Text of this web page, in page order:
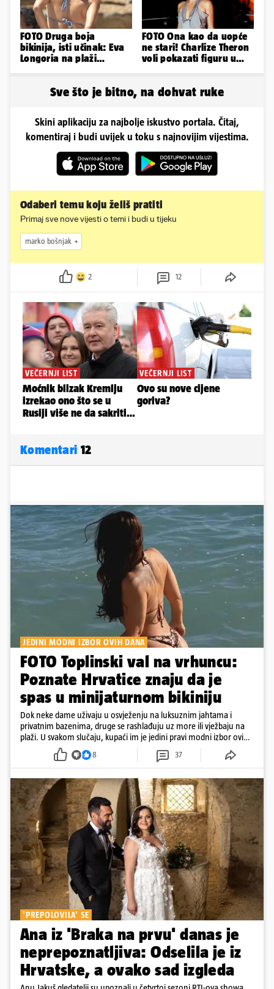
FOTO Druga boja
bikinija, isti učinak: Eva
Longoria na plaži
FOTO Ona kao da uopće
ne stari! Charlize Theron
voli pokazati figuru u
Sve što je bitno, na dohvat ruke
Skini aplikaciju za najbolje iskustvo portala. Čitaj,
komentiraj i budi uvijek u toku s najnovijim vijestima.
Odaberi temu koju želiš pratiti
Primaj sve nove vijesti o temi i budi u tijeku
marko bošnjak
2 12
Komentari 12
JEDINI MODNI IZBOR OVIH DANA
FOTO Toplinski val na vrhuncu:
Poznate Hrvatice znaju da je
spas u minijaturnom bikiniju
Dok neke dame uživaju u osvježenju na luksuznim jahtama i
privatnim bazenima, druge se rashlađuju uz more ili vježbaju na
plaži. U svakom slučaju, kupaći im je jedini pravi modni izbor ovih
8 37
'PREPOLOVILA' SE
Ana iz 'Braka na prvu' danas je
neprepoznatljiva: Odselila je iz
Hrvatske, a ovako sad izgleda